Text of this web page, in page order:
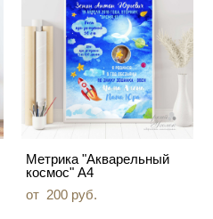
Метрика "Акварельный
космос" А4
от 200 pуб.